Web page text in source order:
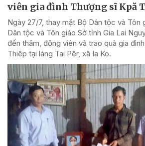
viên gia đình Thượng sĩ Kpă
Ngày 27/7, thay mặt Bộ Dân tộc và Tôn
Dân tộc và Tôn giáo Sở tỉnh Gia Lai
đến thăm, động viên và trao quà gia
Thiêp tại làng Tai Pêr, xã Ia Ko.